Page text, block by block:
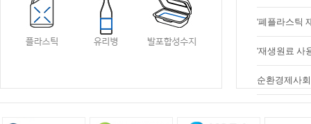
'폐플라스틱
'재생원료 사
순환경제사